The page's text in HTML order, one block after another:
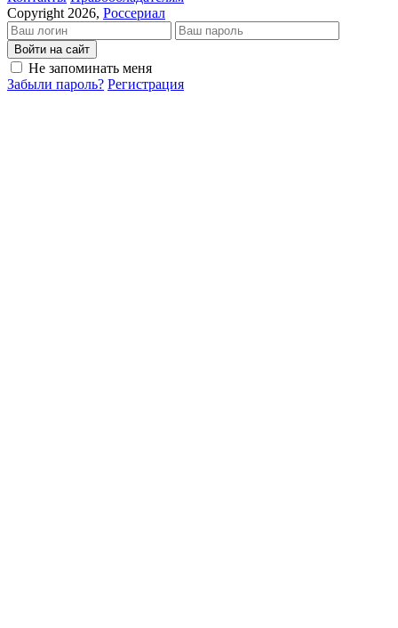
Copyright 2026, Россериал
Войти на сайт
Не запоминать меня
Забыли пароль? Регистрация